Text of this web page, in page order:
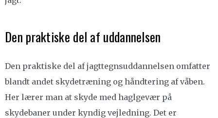
Den praktiske del af uddannelsen
Den praktiske del af jagttegnsuddannelsen omfatter
blandt andet skydetræning og håndtering af våben.
Her lærer man at skyde med haglgevær på
skydebaner under kyndig vejledning. Det er